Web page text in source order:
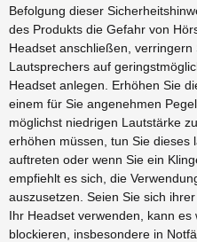
Befolgung dieser
des Produkts die Gefahr von
Headset anschließen,
Lautsprechers auf
Headset anlegen. Erhöhen Sie
einem für Sie angenehmen
möglichst niedrigen Lautstärke
erhöhen müssen, tun Sie dieses
auftreten oder wenn Sie ein
empfiehlt es sich, die
auszusetzen. Seien Sie sich
Ihr Headset verwenden, kann
blockieren, insbesondere in